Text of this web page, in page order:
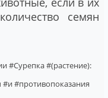
семян
#Сурепка#(растение):
#и#противопоказания